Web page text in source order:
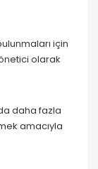
için
olarak
daha fazla
amacıyla